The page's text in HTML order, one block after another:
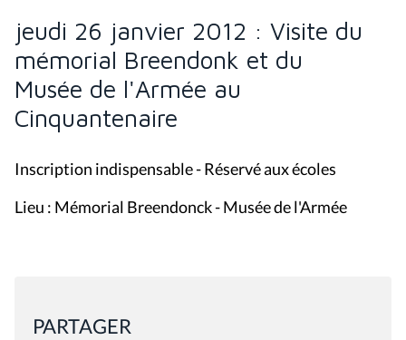
jeudi 26 janvier 2012 : Visite du
mémorial Breendonk et du
Musée de l'Armée au
Cinquantenaire
Inscription indispensable - Réservé aux écoles
Lieu : Mémorial Breendonck - Musée de l'Armée
PARTAGER